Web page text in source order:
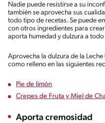
Nadie puede resistirse a su
también se aprovecha sus
todo tipo de recetas. Se puede
con otros ingredientes para
aporta humedad y dulzura a
Aprovecha la dulzura de la Leche
como relleno en las siguientes
Pie de limón
Crepes de Fruta y Miel de
Aporta cremosidad